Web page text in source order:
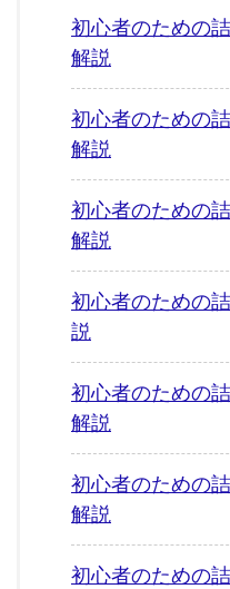
初心者のための
解説
初心者のための
解説
初心者のための
解説
初心者のため
説
初心者のための
解説
初心者のための
解説
初心者のため